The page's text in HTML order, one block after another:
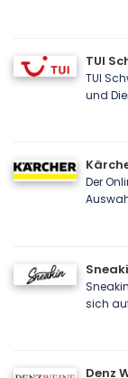
TUI
TUI
und
Der
sich
Denz